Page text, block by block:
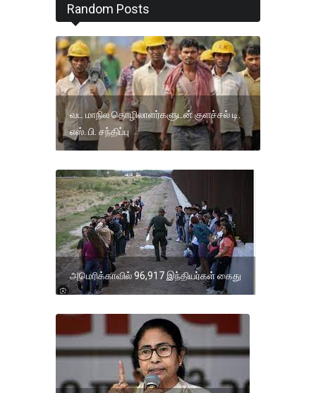
Random Posts
வட மாநில தொழிலாளர்களுடன் குளச்சல் டி.
எஸ். பி. சந்திப்பு
அமெரிக்காவில் 96,917 இந்தியர்கள் கைது